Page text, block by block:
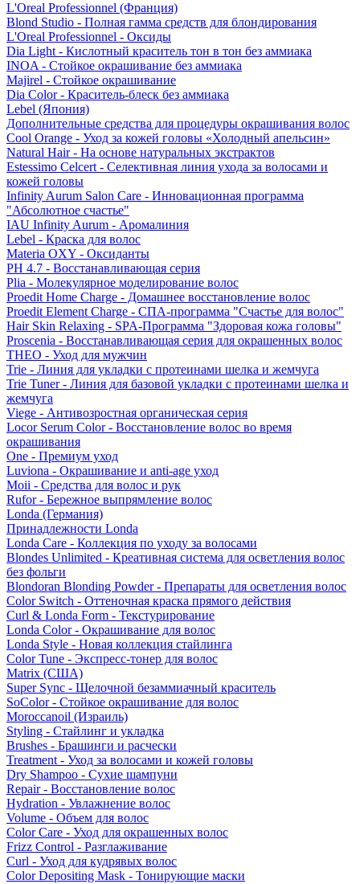
L'Oreal Professionnel (Франция)
Blond Studio - Полная гамма средств для блондирования
L'Oreal Professionnel - Оксиды
Dia Light - Кислотный краситель тон в тон без аммиака
INOA - Стойкое окрашивание без аммиака
Majirel - Стойкое окрашивание
Dia Color - Краситель-блеск без аммиака
Lebel (Япония)
Дополнительные средства для процедуры окрашивания волос
Cool Orange - Уход за кожей головы «Холодный апельсин»
Natural Hair - На основе натуральных экстрактов
Estessimo Celcert - Селективная линия ухода за волосами и
кожей головы
Infinity Aurum Salon Care - Инновационная программа
"Абсолютное счастье"
IAU Infinity Aurum - Аромалиния
Lebel - Краска для волос
Materia OXY - Оксиданты
PH 4.7 - Восстанавливающая серия
Plia - Молекулярное моделирование волос
Proedit Home Charge - Домашнее восстановление волос
Proedit Element Charge - СПА-программа "Счастье для волос"
Hair Skin Relaxing - SPA-Программа "Здоровая кожа головы"
Proscenia - Восстанавливающая серия для окрашенных волос
THEO - Уход для мужчин
Trie - Линия для укладки с протеинами шелка и жемчуга
Trie Tuner - Линия для базовой укладки с протеинами шелка и
жемчуга
Viege - Антивозростная органическая серия
Locor Serum Color - Восстановление волос во время
окрашивания
One - Премиум уход
Luviona - Окрашивание и anti-age уход
Moii - Средства для волос и рук
Rufor - Бережное выпрямление волос
Londa (Германия)
Принадлежности Londa
Londa Care - Коллекция по уходу за волосами
Blondes Unlimited - Креативная система для осветления волос
без фольги
Blondoran Blonding Powder - Препараты для осветления волос
Color Switch - Оттеночная краска прямого действия
Curl & Londa Form - Текстурирование
Londa Color - Окрашивание для волос
Londa Style - Новая коллекция стайлинга
Color Tune - Экспресс-тонер для волос
Matrix (США)
Super Sync - Щелочной безаммиачный краситель
SoColor - Стойкое окрашивание для волос
Moroccanoil (Израиль)
Styling - Стайлинг и укладка
Brushes - Брашинги и расчески
Treatment - Уход за волосами и кожей головы
Dry Shampoo - Сухие шампуни
Repair - Восстановление волос
Hydration - Увлажнение волос
Volume - Объем для волос
Color Care - Уход для окрашенных волос
Frizz Control - Разглаживание
Curl - Уход для кудрявых волос
Color Depositing Mask - Тонирующие маски